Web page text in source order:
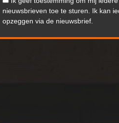
nieuwsbrieven toe te sturen. Ik kan
opzeggen via de nieuwsbrief.